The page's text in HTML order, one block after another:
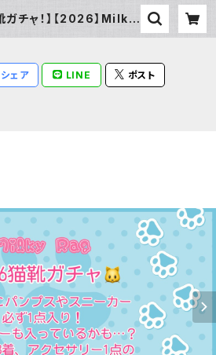
ガチャ！】【2026】Milky
シェア LINE ポスト